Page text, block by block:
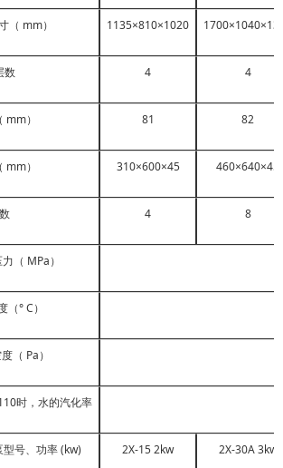
（ mm） 1135×810×1020
数 4 4
mm） 81 82
mm） 310×600×45 460×640×45
4 8
（ MPa）
° C）
（ Pa）
时，水的汽化率
号、功率 (kw) 2X-15 2kw 2X-30A 3kw